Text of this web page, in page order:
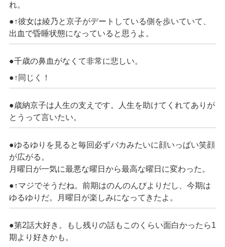
れ。
●↑彼女は綾乃と京子がデートしている側を歩いていて、
出血で昏睡状態になっていると思うよ。
●千歳の鼻血がなくて非常に悲しい。
●↑同じく！
●歳納京子は人生の支えです。人生を助けてくれてありが
とうって言いたい。
●ゆるゆりを見ると毎回必ずバカみたいに顔いっぱい笑顔
が広がる。
月曜日が一気に最悪な曜日から最高な曜日に変わった。
●↑マジでそうだね。前期はのんのんびよりだし、今期は
ゆるゆりだ。月曜日が楽しみになってきたよ。
●第2話大好き。もし残りの話もこのくらい面白かったら1
期 より好きかも。